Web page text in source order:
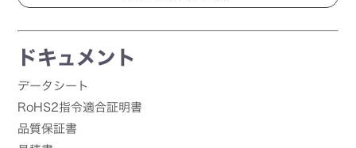
ドキュメント
データシート
RoHS2指令適合証明書
品質保証書